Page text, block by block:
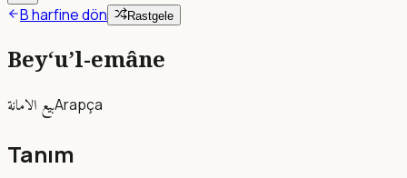
B harfine dön Rastgele
Bey‘u’l-emâne
بيع الامانةArapça
Tanım